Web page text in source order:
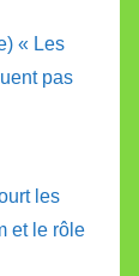
« Les
pas
les
et le rôle